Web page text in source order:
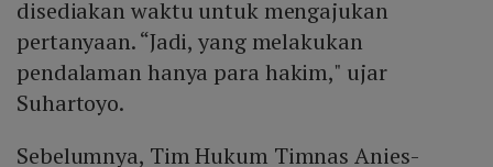
disediakan waktu untuk mengajukan
pertanyaan. “Jadi, yang melakukan
pendalaman hanya para hakim," ujar
Suhartoyo.
Sebelumnya, Tim Hukum Timnas Anies-